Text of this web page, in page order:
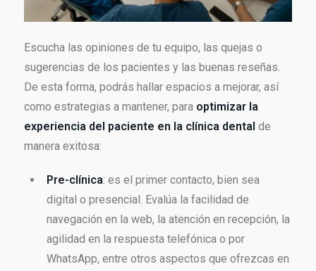
Escucha las opiniones de tu equipo, las quejas o
sugerencias de los pacientes y las buenas reseñas.
De esta forma, podrás hallar espacios a mejorar, así
como estrategias a mantener, para optimizar la
experiencia del paciente en la clínica dental de
manera exitosa:
Pre-clínica: es el primer contacto, bien sea
digital o presencial. Evalúa la facilidad de
navegación en la web, la atención en recepción, la
agilidad en la respuesta telefónica o por
WhatsApp, entre otros aspectos que ofrezcas en